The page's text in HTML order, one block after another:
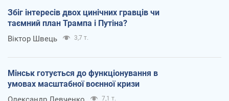
Збіг інтересів двох цинічних гравців чи
таємний план Трампа і Путіна?
Віктор Швець 3,7 т.
Мінськ готується до функціонування в
умовах масштабної воєнної кризи
7,1 т.